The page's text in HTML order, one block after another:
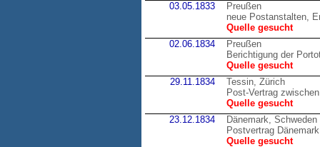
03.05.1833
Preußen
neue Postanstalten,
Quelle gesucht
02.06.1834
Preußen
Berichtigung der
Quelle gesucht
29.11.1834
Tessin, Zürich
Post-Vertrag
Quelle gesucht
23.12.1834
Dänemark, Schweden
Postvertrag
Quelle gesucht